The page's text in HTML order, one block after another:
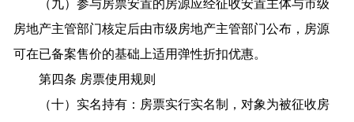
（九）参与房票安置的房源应经征收安置主体与市级
房地产主管部门核定后由市级房地产主管部门公布，房源
可在已备案售价的基础上适用弹性折扣优惠。
第四条 房票使用规则
（十）实名持有：房票实行实名制，对象为被征收房